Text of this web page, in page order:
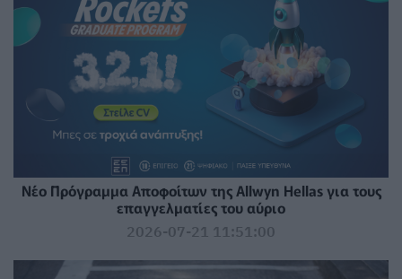
Νέο Πρόγραμμα Αποφοίτων της Allwyn Hellas για τους
επαγγελματίες του αύριο
2026-07-21 11:51:00